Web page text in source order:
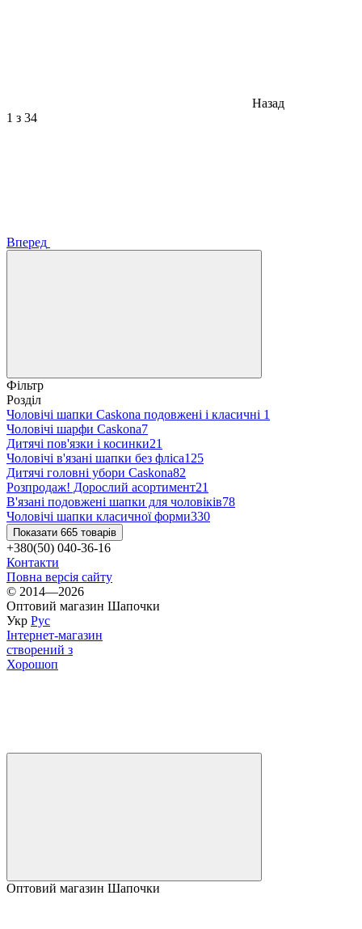
Назад
1 з 34
Вперед
Фільтр
Розділ
Чоловічі шапки Caskona подовжені і класичні 1
Чоловічі шарфи Caskona7
Дитячі пов'язки і косинки21
Чоловічі в'язані шапки без фліса125
Дитячі головні убори Caskona82
Розпродаж! Дорослий асортимент21
В'язані подовжені шапки для чоловіків78
Чоловічі шапки класичної форми330
Показати 665 товарів
+380(50) 040-36-16
Контакти
Повна версія сайту
© 2014—2026
Оптовий магазин Шапочки
Укр Рус
Інтернет-магазин
створений з
Хорошоп
Оптовий магазин Шапочки